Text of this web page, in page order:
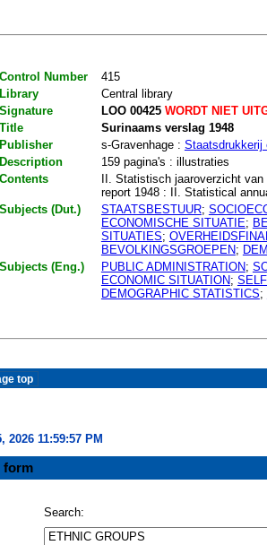
Control Number
415
Library
Central library
Signature
LOO 00425WORDT NIET
Title
Surinaams verslag 1948
Publisher
s-Gravenhage : Staatsdrukkerij
Description
159 pagina's : illustraties
Contents
II. Statistisch jaaroverzicht
report 1948 : II. Statistical
Subjects (Dut.)
STAATSBESTUUR;
ECONOMISCHE SITUATIE;
SITUATIES;
BEVOLKINGSGROEPEN;
Subjects (Eng.)
PUBLIC ADMINISTRATION;
ECONOMIC SITUATION;
DEMOGRAPHIC STATISTICS;
2026 11:59:58 PM
form
Search: